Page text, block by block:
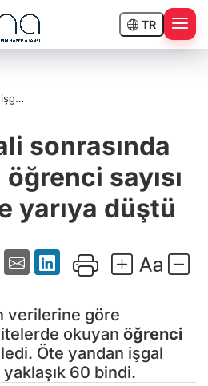
TR
sonrasında
öğrenci sayısı
yarıya düştü
verilerine göre
okuyan öğrenci
Öte yandan işgal
60 bindi.